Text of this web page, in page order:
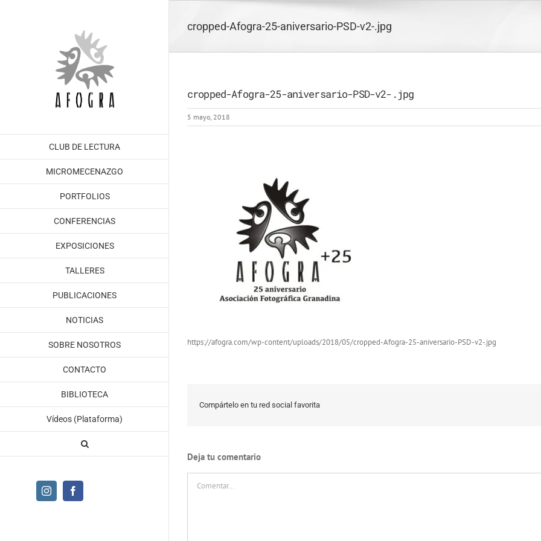
CLUB DE LECTURA
MICROMECENAZGO
PORTFOLIOS
CONFERENCIAS
EXPOSICIONES
TALLERES
PUBLICACIONES
NOTICIAS
SOBRE NOSOTROS
CONTACTO
BIBLIOTECA
Vídeos (Plataforma)
Instagram
cropped-Afogra-25-aniversario-PSD-v2-.jpg
cropped-Afogra-25-aniversario-PSD-v2-.jpg
5 mayo, 2018
https://afogra.com/wp-content/uploads/2018/05/cropped-Afogra-25-aniversario-PSD-v2-.jpg
Compártelo en tu red social favorita
Deja tu comentario